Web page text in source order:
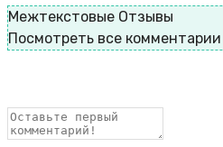
Межтекстовые Отзывы
Посмотреть все комментарии